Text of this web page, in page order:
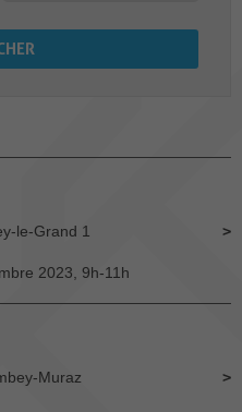
le-Grand 1
2023, 9h-11h
Muraz